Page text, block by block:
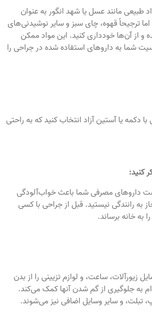
طبیعی مانند عسل یا شهد انگور به عنوان
ترجیحاً قهوه، چای سبز و سایر نوشیدنی‌های
و از آن‌ها خودداری کنید. این مواد ممکن
شما به داروهای استفاده شده در جراحی را
دکمه یا آستین آزاد انتخاب کنید که به راحتی
کنید:
داروهای مصرفی شما باعث خواب‌آلودگی
به رانندگی نیستید. قبل از جراحی با کسی
به خانه برساند.
زیورآلات، ساعت، و لوازم تزیینی را از بدن
به جلوگیری از گم شدن آنها کمک می‌کند.
تبلت، و سایر وسایل اضافی نیز می‌شوند.